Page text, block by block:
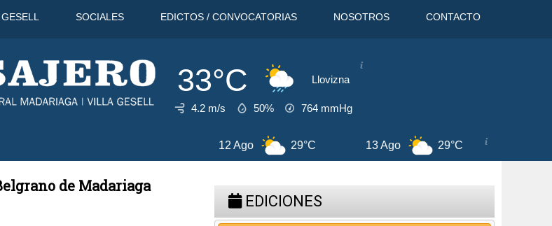
SOCIALES EDICTOS / CONVOCATORIAS NOSOTROS CONTACTO
33°C Llovizna
4.2 m/s 50% 764 mmHg
8 Ago 9 Ago
de Madariaga
EDICIONES